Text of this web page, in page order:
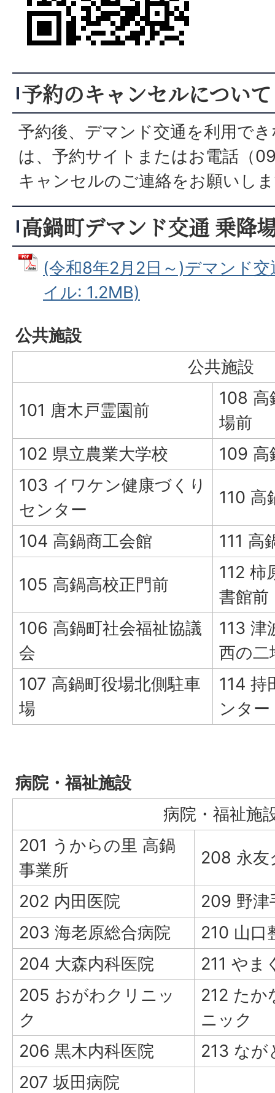
予約のキャンセルについて
予約後、デマンド交通を利用で
は、予約サイトまたはお電話（
キャンセルのご連絡をお願いし
高鍋町デマンド交通 乗降
(令和8年2月2日～)デマンド
イル: 1.2MB)
公共施設
公共施設
101 唐木戸霊園前
108 高
場前
102 県立農業大学校
109 高
103 イワケン健康づくり
センター
110 高
104 高鍋商工会館 111 高
105 高鍋高校正門前
112 柿
書館前
106 高鍋町社会福祉協議
会
113 津
西の二
107 高鍋町役場北側駐車
場
114 持
ンター
病院・福祉施設
病院・福祉施
201 うからの里 高鍋
事業所
208 永友
202 内田医院
209 野津
203 海老原総合病院
210 山口
204 大森内科医院
211 やま
205 おがわクリニッ
ク
212 たか
ニック
206 黒木内科医院
213 なが
207 坂田病院